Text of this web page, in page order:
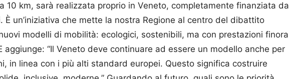
10 km, sarà realizzata proprio in Veneto, completamente finanziata da
È un’iniziativa che mette la nostra Regione al centro del dibattito
modelli di mobilità: ecologici, sostenibili, ma con prestazioni finora
aggiunge: “Il Veneto deve continuare ad essere un modello anche per
in linea con i più alti standard europei. Questo significa costruire